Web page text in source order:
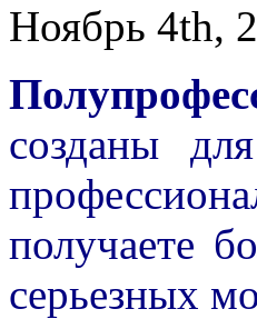
Ноябрь 4th,
созданы
получаете
серьезных